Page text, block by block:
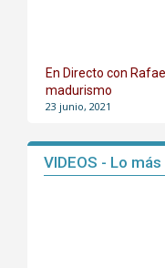
En Directo con
madurismo
23 junio, 2021
VIDEOS - Lo